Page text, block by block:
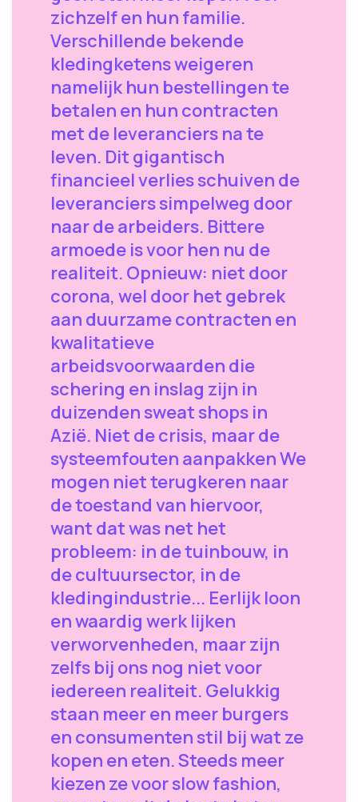
zichzelf en hun familie.
Verschillende bekende
kledingketens weigeren
namelijk hun bestellingen te
betalen en hun contracten
met de leveranciers na te
leven. Dit gigantisch
financieel verlies schuiven de
leveranciers simpelweg door
naar de arbeiders. Bittere
armoede is voor hen nu de
realiteit. Opnieuw: niet door
corona, wel door het gebrek
aan duurzame contracten en
kwalitatieve
arbeidsvoorwaarden die
schering en inslag zijn in
duizenden sweat shops in
Azië. Niet de crisis, maar de
systeemfouten aanpakken We
mogen niet terugkeren naar
de toestand van hiervoor,
want dat was net het
probleem: in de tuinbouw, in
de cultuursector, in de
kledingindustrie... Eerlijk loon
en waardig werk lijken
verworvenheden, maar zijn
zelfs bij ons nog niet voor
iedereen realiteit. Gelukkig
staan meer en meer burgers
en consumenten stil bij wat ze
kopen en eten. Steeds meer
kiezen ze voor slow fashion,